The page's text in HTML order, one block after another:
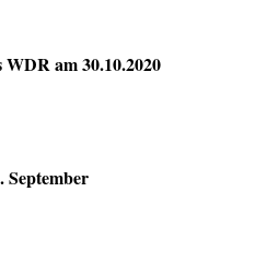
am 30.10.2020
September